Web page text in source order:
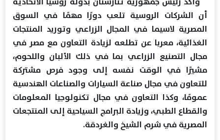
أن الشركات الروسية تلعب دورًا مهمًا في السوق
المصرية لاسيما في المجال الزراعي وتوريد المنتجات
الغذائية، معربا عن تطلعه لزيادة التعاون مع مصر في
مجال التصنيع الزراعي بما في ذلك الألبان واللحوم،
مشيرًا في الوقت نفسه إلى وجود فرص مشتركة
للتعاون في مجال صناعة السيارات والصناعات الهندسية
عمومًا، وكذا التعاون في مجال تكنولوجيا المعلومات
والقطاع الطبي، وزيادة البرامج السياحية إلى المنتجعات
المصرية في شرم الشيخ والغردقة.